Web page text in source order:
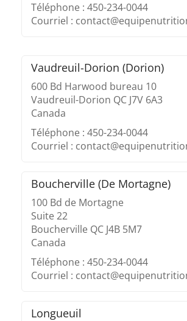
Téléphone : 450-234-0044
Courriel :
Vaudreuil-Dorion (Dorion)
600 Bd Harwood bureau 10
Vaudreuil-Dorion QC J7V 6A3
Canada
Téléphone : 450-234-0044
Courriel :
Boucherville (De Mortagne)
100 Bd de Mortagne
Suite 22
Boucherville QC J4B 5M7
Canada
Téléphone : 450-234-0044
Courriel :
Longueuil